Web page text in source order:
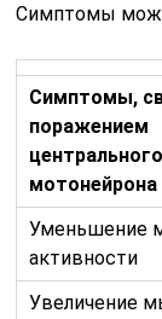
Симптомы
Симптомы,
поражением
центрального
мотонейрона
Уменьшение
активности
Увеличение